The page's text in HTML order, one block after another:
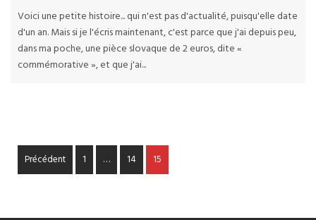
Voici une petite histoire... qui n'est pas d'actualité, puisqu'elle date
d'un an. Mais si je l'écris maintenant, c'est parce que j'ai depuis peu,
dans ma poche, une pièce slovaque de 2 euros, dite «
commémorative », et que j'ai...
Précédent 1 … 14 15